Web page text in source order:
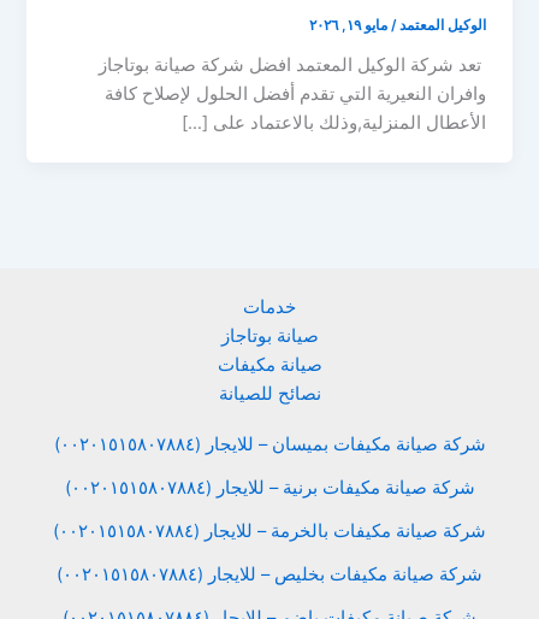
الوكيل المعتمد/مايو ١٩, ٢٠٢٦
تعد شركة الوكيل المعتمد افضل شركة صيانة بوتاجاز
وافران النعيرية التي تقدم أفضل الحلول لإصلاح كافة
الأعطال المنزلية,وذلك بالاعتماد على […]
خدمات
صيانة بوتاجاز
صيانة مكيفات
نصائح للصيانة
شركة صيانة مكيفات بميسان – للايجار (٠٠٢٠١٥١٥٨٠٧٨٨٤)
شركة صيانة مكيفات برنية – للايجار (٠٠٢٠١٥١٥٨٠٧٨٨٤)
شركة صيانة مكيفات بالخرمة – للايجار (٠٠٢٠١٥١٥٨٠٧٨٨٤)
شركة صيانة مكيفات بخليص – للايجار (٠٠٢٠١٥١٥٨٠٧٨٨٤)